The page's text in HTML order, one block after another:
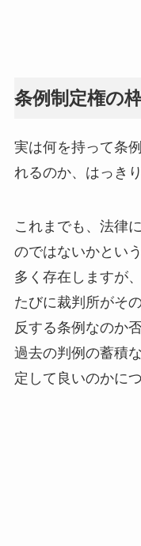
条例制定権の
実は何を持って条
れるのか、はっき
これまでも、法律
のではないかとい
多く存在しますが
たびに裁判所がそ
反する条例なのか
過去の判例の蓄積
定して良いのかに